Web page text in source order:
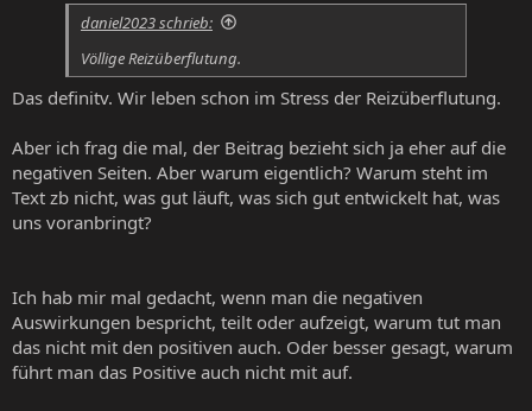
daniel2023 schrieb:
Völlige Reizüberflutung.
Das definitv. Wir leben schon im Stress der Reizüberflutung.
Aber ich frag die mal, der Beitrag bezieht sich ja eher auf die
negativen Seiten. Aber warum eigentlich? Warum steht im
Text zb nicht, was gut läuft, was sich gut entwickelt hat, was
uns voranbringt?
Ich hab mir mal gedacht, wenn man die negativen
Auswirkungen bespricht, teilt oder aufzeigt, warum tut man
das nicht mit den positiven auch. Oder besser gesagt, warum
führt man das Positive auch nicht mit auf.